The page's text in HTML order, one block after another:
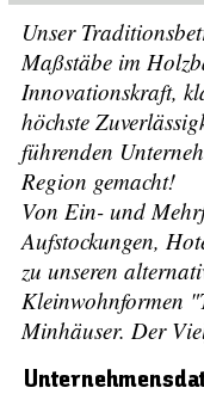
Unser
Maßstäbe im
Innovationskraft,
höchste
führenden
Region gemacht!
Von Ein- und
Aufstockungen,
zu unseren
Kleinwohnformen
Minhäuser. Der